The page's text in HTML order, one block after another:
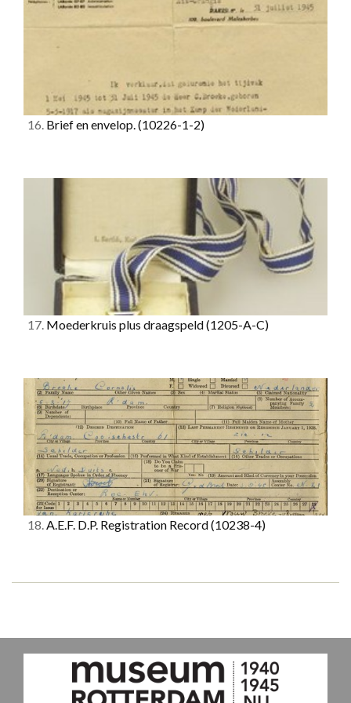
16. Brief en envelop.(10226-1-2)
17. Moederkruis plus draagspeld(1205-A-C)
18.A.E.F. D.P. Registration Record(10238-4)